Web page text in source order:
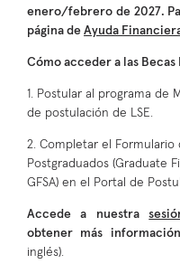
enero/febrero de 2027.
página de Ayuda
Cómo acceder a las Becas
1. Postular al programa de
de postulación de LSE.
2. Completar el Formulario
Postgraduados (Graduate
GFSA) en el Portal de
Accede a nuestra
obtener más información
inglés).